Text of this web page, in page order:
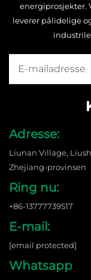
energiprosjekter.
leverer pålidelige
Adresse:
Liunan Village,
Zhejiang-provinsen
Ring nu:
+86-13777739517
E-mail:
[email protected]
Whatsapp